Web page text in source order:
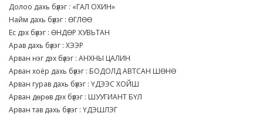
Долоо дахь бүлэг : «ГАЛ ОХИН»
Найм дахь бүлэг : ӨГЛӨӨ
Ес дэх бүлэг : ӨНДӨР ХУВЬТАН
Арав дахь бүлэг : ХЭЭР
Арван нэг дэх бүлэг : АНХНЫ ЦАЛИН
Арван хоёр дахь бүлэг : БОДОЛД АВТСАН ШӨНӨ
Арван гурав дахь бүлэг : ҮДЭЭС ХОЙШ
Арван дөрөв дэх бүлэг : ШУУГИАНТ БҮЛ
Арван тав дахь бүлэг : ҮДЭШЛЭГ